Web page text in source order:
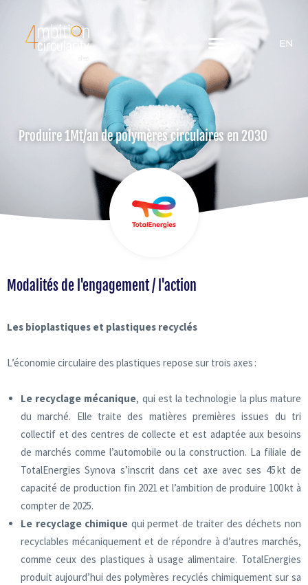
EN
Produire 1Mt/an de polymères circulaires en 2030
Modalités de l'engagement / l'action
Les bioplastiques et plastiques recyclés
L’économie circulaire des plastiques repose sur trois axes :
Le recyclage mécanique, qui est la technologie la plus mature
du marché. Elle traite des matières premières issues du tri
collectif et des centres de collecte et est adaptée aux besoins
de marchés comme l’automobile ou la construction. La filiale de
TotalEnergies Synova s’inscrit dans cet axe avec ses 45 kt de
capacité de production fin 2021 et l’ambition de produire 100 kt à
compter de 2025.
Le recyclage chimique qui permet de traiter des déchets non
recyclables mécaniquement et de répondre à d’autres marchés,
comme ceux des plastiques à usage alimentaire. TotalEnergies
produit aujourd’hui des polymères recyclés chimiquement sur sa